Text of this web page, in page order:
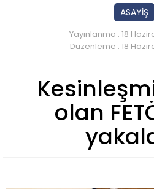
ASAYİŞ
Yayınlanma : 18
Düzenleme : 18
olan